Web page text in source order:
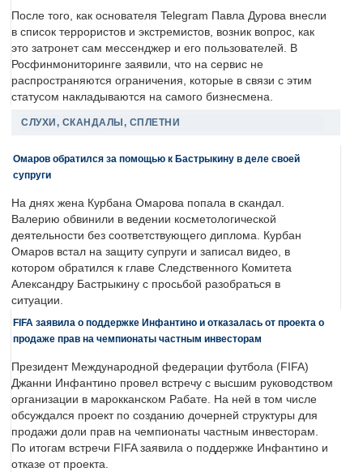
После того, как основателя Telegram Павла Дурова внесли
в список террористов и экстремистов, возник вопрос, как
это затронет сам мессенджер и его пользователей. В
Росфинмониторинге заявили, что на сервис не
распространяются ограничения, которые в связи с этим
статусом накладываются на самого бизнесмена.
СЛУХИ, СКАНДАЛЫ, СПЛЕТНИ
Омаров обратился за помощью к Бастрыкину в деле своей
супруги
На днях жена Курбана Омарова попала в скандал.
Валерию обвинили в ведении косметологической
деятельности без соответствующего диплома. Курбан
Омаров встал на защиту супруги и записал видео, в
котором обратился к главе Следственного Комитета
Александру Бастрыкину с просьбой разобраться в
ситуации.
FIFA заявила о поддержке Инфантино и отказалась от проекта о
продаже прав на чемпионаты частным инвесторам
Президент Международной федерации футбола (FIFA)
Джанни Инфантино провел встречу с высшим руководством
организации в марокканском Рабате. На ней в том числе
обсуждался проект по созданию дочерней структуры для
продажи доли прав на чемпионаты частным инвесторам.
По итогам встречи FIFA заявила о поддержке Инфантино и
отказе от проекта.